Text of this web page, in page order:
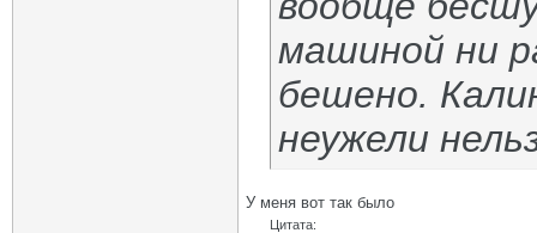
машиной ни
бешено.
неужели
У меня вот так было
Цитата: